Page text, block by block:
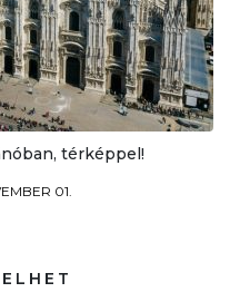
térképpel!
01.